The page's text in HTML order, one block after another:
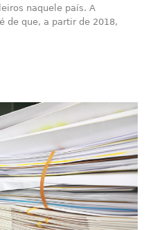
naquele país. A
de que, a partir de 2018,